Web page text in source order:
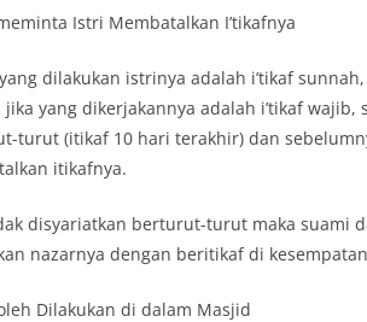
Istri Membatalkan I’tikafnya
dilakukan istrinya adalah i’tikaf
yang dikerjakannya adalah i’tikaf
turut (itikaf 10 hari terakhir) dan
itikafnya.
disyariatkan berturut-turut maka suami
nazarnya dengan beritikaf di
Dilakukan di dalam Masjid